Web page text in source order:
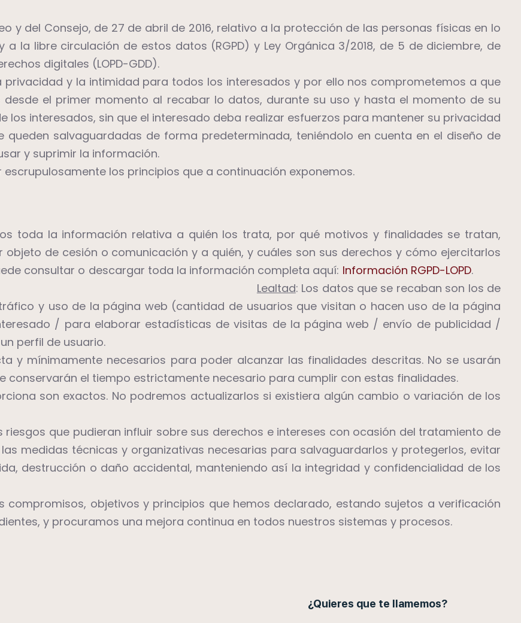
y del Consejo, de 27 de abril de 2016, relativo a la protección de las personas físicas en lo
la libre circulación de estos datos (RGPD) y Ley Orgánica 3/2018, de 5 de diciembre, de
digitales (LOPD-GDD).
y la intimidad para todos los interesados y por ello nos comprometemos a que
el primer momento al recabar lo datos, durante su uso y hasta el momento de su
los interesados, sin que el interesado deba realizar esfuerzos para mantener su privacidad
salvaguardadas de forma predeterminada, teniéndolo en cuenta en el diseño de
y suprimir la información.
los principios que a continuación exponemos.
toda la información relativa a quién los trata, por qué motivos y finalidades se tratan,
de cesión o comunicación y a quién, y cuáles son sus derechos y cómo ejercitarlos
consultar o descargar toda la información completa aquí: Información RGPD-LOPD.
Lealtad: Los datos que se recaban son los de
y uso de la página web (cantidad de usuarios que visitan o hacen uso de la página
/ para elaborar estadísticas de visitas de la página web / envío de publicidad /
perfil de usuario.
y mínimamente necesarios para poder alcanzar las finalidades descritas. No se usarán
conservarán el tiempo estrictamente necesario para cumplir con estas finalidades.
son exactos. No podremos actualizarlos si existiera algún cambio o variación de los
riesgos que pudieran influir sobre sus derechos e intereses con ocasión del tratamiento de
medidas técnicas y organizativas necesarias para salvaguardarlos y protegerlos, evitar
destrucción o daño accidental, manteniendo así la integridad y confidencialidad de los
objetivos y principios que hemos declarado, estando sujetos a verificación
y procuramos una mejora continua en todos nuestros sistemas y procesos.
¿Quieres que te llamemos?